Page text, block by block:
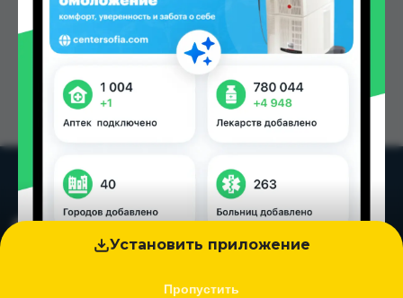
Установить приложение
Пропустить